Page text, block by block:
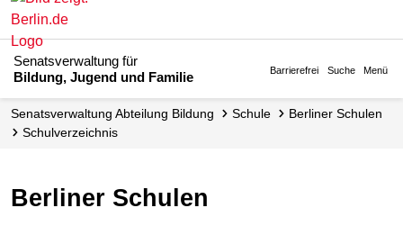
Senatsverwaltung für
Bildung, Jugend und Familie
Barrierefrei Suche Menü
Senats­verwaltung Abteilung Bildung Schule
Berliner Schulen
Schul­verzeichnis
Berliner Schulen